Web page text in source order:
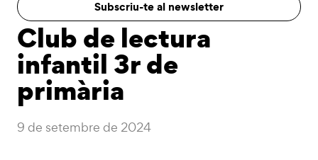
Subscriu-te al newsletter
Club de lectura
infantil 3r de
primària
9 de setembre de 2024